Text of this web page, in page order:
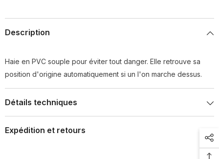
Description
Haie en PVC souple pour éviter tout danger. Elle retrouve sa
position d'origine automatiquement si un l'on marche dessus.
Détails techniques
Expédition et retours